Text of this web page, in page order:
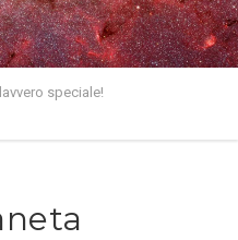
speciale!